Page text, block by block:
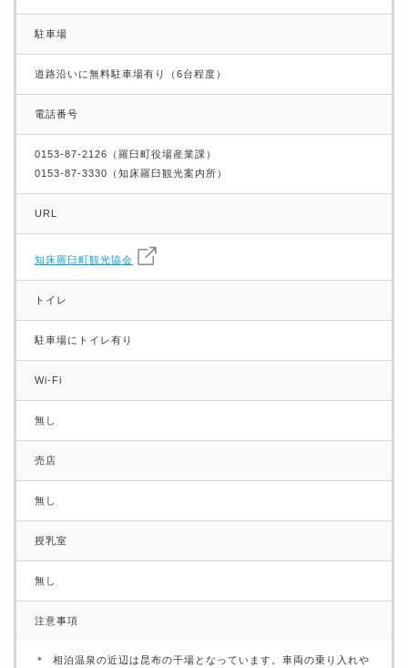
駐車場
道路沿いに無料駐車場有り（6台程度）
電話番号
0153-87-2126（羅臼町役場産業課）
0153-87-3330（知床羅臼観光案内所）
URL
知床羅臼町観光協会
トイレ
駐車場にトイレ有り
Wi-Fi
無し
売店
無し
授乳室
無し
注意事項
相泊温泉の近辺は昆布の干場となっています。車両の乗り入れや